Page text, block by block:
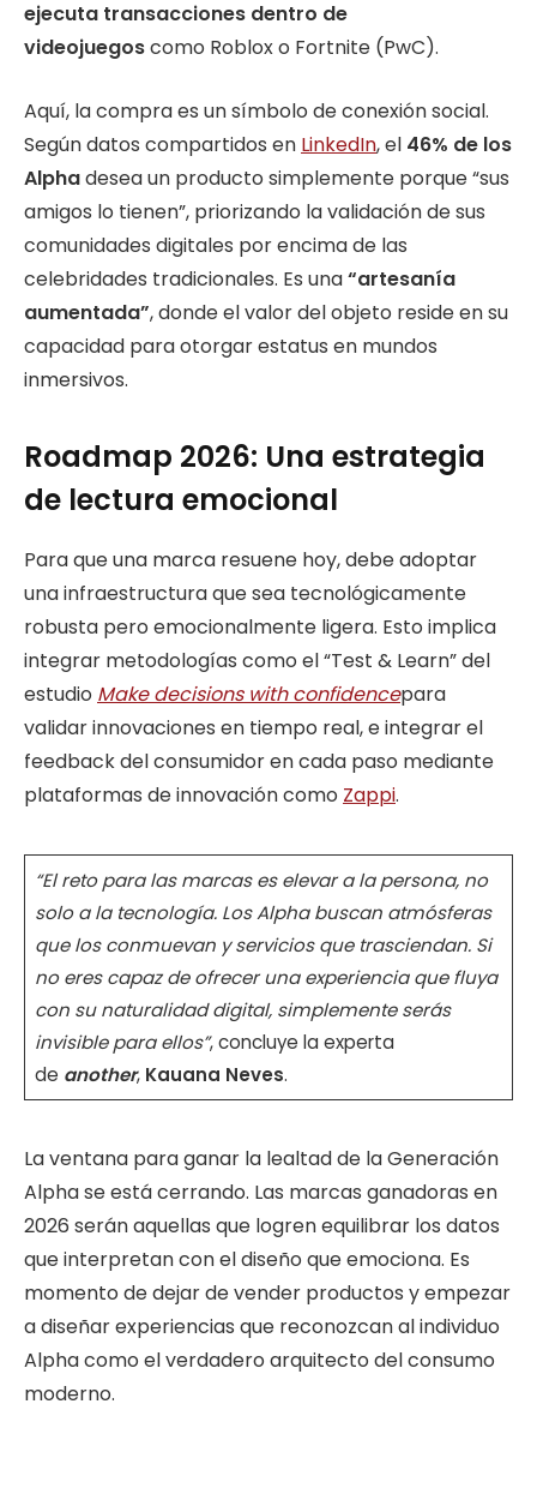
ejecuta transacciones dentro de
videojuegoscomo Roblox o Fortnite (PwC).
Aquí, la compra es un símbolo de conexión social.
Según datos compartidos en LinkedIn, el 46% de los
Alphadesea un producto simplemente porque “sus
amigos lo tienen”, priorizando la validación de sus
comunidades digitales por encima de las
celebridades tradicionales. Es una“artesanía
aumentada”, donde el valor del objeto reside en su
capacidad para otorgar estatus en mundos
inmersivos.
Roadmap 2026: Una estrategia
de lectura emocional
Para que una marca resuene hoy, debe adoptar
una infraestructura que sea tecnológicamente
robusta pero emocionalmente ligera. Esto implica
integrar metodologías como el “Test & Learn” del
estudio Make decisions with confidencepara
validar innovaciones en tiempo real, e integrar el
feedback del consumidor en cada paso mediante
plataformas de innovación como Zappi.
“El reto para las marcas es elevar a la persona, no
solo a la tecnología. Los Alpha buscan atmósferas
que los conmuevan y servicios que trasciendan. Si
no eres capaz de ofrecer una experiencia que fluya
con su naturalidad digital, simplemente serás
invisible para ellos”, concluye la experta
de another, Kauana Neves.
La ventana para ganar la lealtad de la Generación
Alpha se está cerrando. Las marcas ganadoras en
2026 serán aquellas que logren equilibrar los datos
que interpretan con el diseño que emociona. Es
momento de dejar de vender productos y empezar
a diseñar experiencias que reconozcan al individuo
Alpha como el verdadero arquitecto del consumo
moderno.